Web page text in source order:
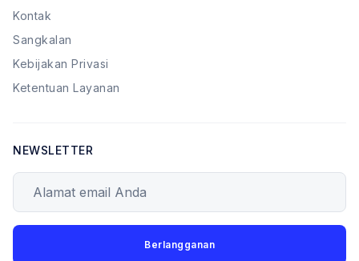
Kontak
Sangkalan
Kebijakan Privasi
Ketentuan Layanan
NEWSLETTER
Alamat email Anda
Berlangganan